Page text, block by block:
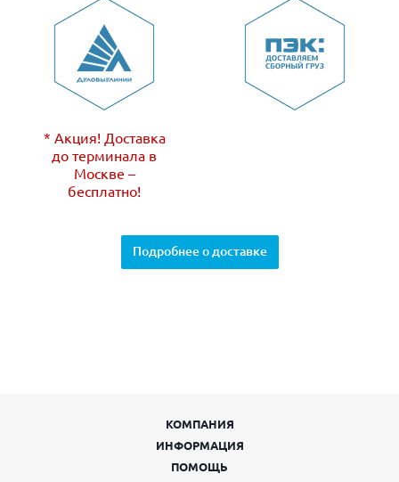
* Акция! Доставка
до терминала в
Москве –
бесплатно!
Подробнее о доставке
КОМПАНИЯ
ИНФОРМАЦИЯ
ПОМОЩЬ